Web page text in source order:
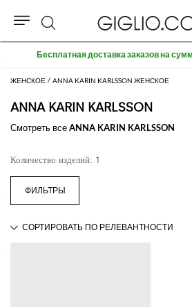
ЖЕНСКОЕ ANNA KARIN KARLSSON ЖЕНСКОЕ
ANNA KARIN KARLSSON
Смотреть всеANNA KARIN KARLSSON
Количество изделий: 1
Поиск
Бесплатная доставка заказов на